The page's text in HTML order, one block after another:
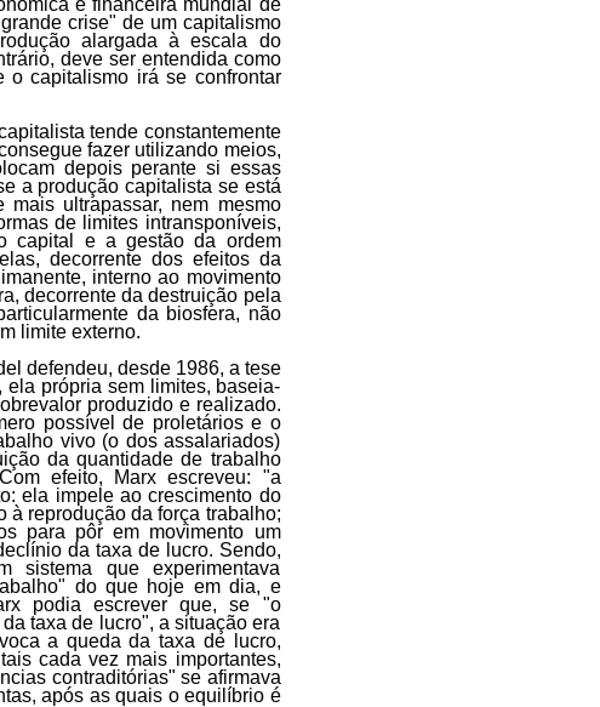
e financeira mundial de
crise" de um capitalismo
alargada à escala do
deve ser entendida como
o capitalismo irá se confrontar
tende constantemente
fazer utilizando meios,
depois perante si essas
a produção capitalista se está
ultrapassar, nem mesmo
de limites intransponíveis,
capital e a gestão da ordem
decorrente dos efeitos da
interno ao movimento
decorrente da destruição pela
da biosfera, não
limite externo.
defendeu, desde 1986, a tese
própria sem limites, baseia-
produzido e realizado.
possível de proletários e o
vivo (o dos assalariados)
da quantidade de trabalho
efeito, Marx escreveu: "a
ela impele ao crescimento do
à reprodução da força trabalho;
para pôr em movimento um
da taxa de lucro. Sendo,
que experimentava
do que hoje em dia, e
podia escrever que, se "o
taxa de lucro", a situação era
a queda da taxa de lucro,
cada vez mais importantes,
contraditórias" se afirmava
após as quais o equilíbrio é